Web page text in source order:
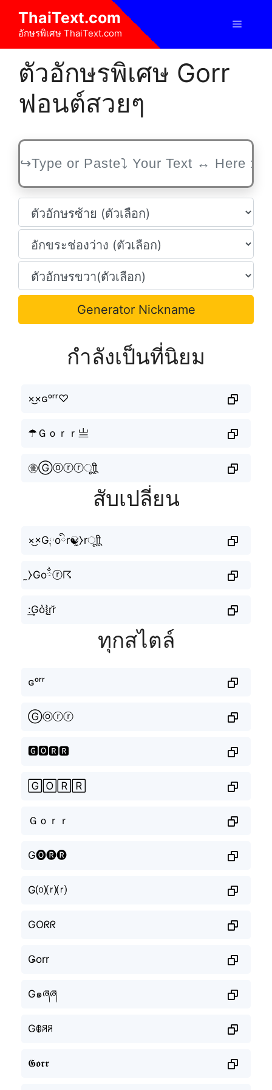
content
ThaiText.com
อักษรพิเศษ ThaiText.com
Menu
ตัวอักษรพิเศษ Gorr
ฟอนต์สวยๆ
Generator Nickname
กำลังเป็นที่นิยม
×͜×ɢᵒʳʳ♡
☂Ｇｏｒｒ亗
㊝Ⓖⓞⓡⓡㅤूाीू
สับเปลี่ยน
×͜×G༙oིr☯̷̼⧽rㅤूाीू
̼⧽Goྂⓡ☈
:͢Go͛⦚r̤̮r̆
ทุกสไตล์
ɢᵒʳʳ
Ⓖⓞⓡⓡ
🅶🅾🆁🆁
🄶🄾🅁🅁
Ｇｏｒｒ
G🅞🅡🅡
G⒪⒭⒭
GOᖇᖇ
Ǥorr
G๑ཞཞ
Gꂦꋪꋪ
𝕲𝖔𝖗𝖗